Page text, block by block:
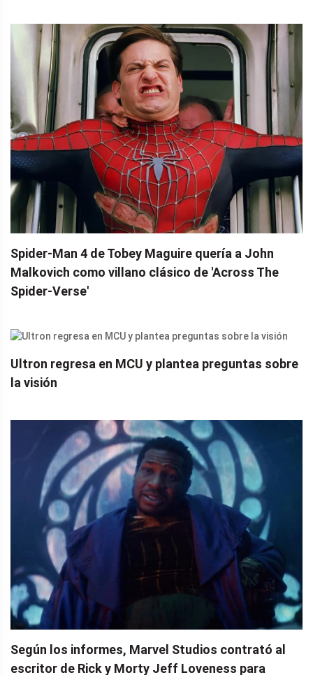
Spider-Man 4 de Tobey Maguire quería a John
Malkovich como villano clásico de 'Across The
Spider-Verse'
Ultron regresa en MCU y plantea preguntas sobre
la visión
Según los informes, Marvel Studios contrató al
escritor de Rick y Morty Jeff Loveness para